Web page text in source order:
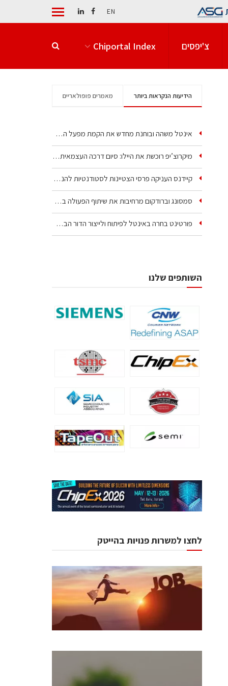
EN
צ'יפסים Chiportal Index
הידיעות הנקראות ביותר מאמרים פופולאריים
אינטל משהה ובוחנת מחדש את הקמת מפעל הענק שלה בקריית גת
מיקרוצ’יפ רוכשת את היילו: סיום דרכה העצמאית של אחת…
קיידנס העניקה פרסי הצטיינות לסטודנטיות להנדסת חשמל ופיזיקה
סמסונג וברודקום מרחיבות את שיתוף הפעולה בשבבי AI…
פורטינט בחרה באינטל לפיתוח ולייצור הדור הבא של מעבדי…
השותפים שלנו
לחצו למשרות פנויות בהייטק